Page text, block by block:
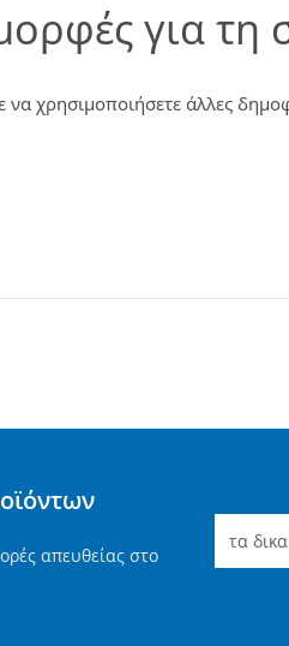
για
να χρησιμοποιήσετε άλλες
απευθείας στο